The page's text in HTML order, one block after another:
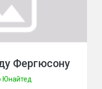
Фергюсону
Юнайтед